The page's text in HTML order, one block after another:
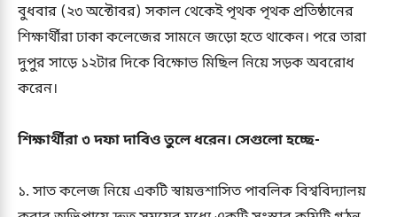
বুধবার (২৩ অক্টোবর) সকাল থেকেই পৃথক পৃথক প্রতিষ্ঠানের
শিক্ষার্থীরা ঢাকা কলেজের সামনে জড়ো হতে থাকেন। পরে তারা
দুপুর সাড়ে ১২টার দিকে বিক্ষোভ মিছিল নিয়ে সড়ক অবরোধ
করেন।
শিক্ষার্থীরা ৩ দফা দাবিও তুলে ধরেন। সেগুলো হচ্ছে-
১. সাত কলেজ নিয়ে একটি স্বায়ত্তশাসিত পাবলিক বিশ্ববিদ্যালয়